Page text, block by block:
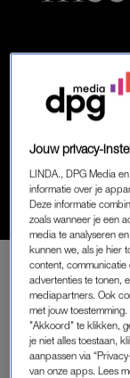
Jouw privacy-
LINDA., DPG Media
informatie over je
Deze informatie
zoals wanneer je een
media te analyseren
kunnen we, als je hier
content,
advertenties te tonen,
mediapartners. Ook
met jouw
"Akkoord" te klikken,
je niet alles toestaan,
aanpassen via
van onze apps. Lees